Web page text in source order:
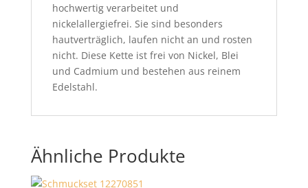
hochwertig verarbeitet und
nickelallergiefrei. Sie sind besonders
hautverträglich, laufen nicht an und rosten
nicht. Diese Kette ist frei von Nickel, Blei
und Cadmium und bestehen aus reinem
Edelstahl.
Ähnliche Produkte